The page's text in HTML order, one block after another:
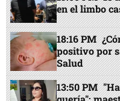
en el limbo
18:16 PM
positivo por
Salud
13:50 PM